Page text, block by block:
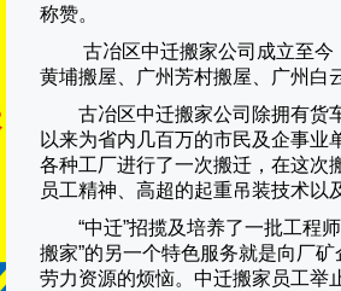
称赞。
古冶区中迁搬家公司成立至今
黄埔搬屋、广州芳村搬屋、广州白
古冶区中迁搬家公司除拥有货
以来为省内几百万的市民及企事业
各种工厂进行了一次搬迁，在这次
员工精神、高超的起重吊装技术以
“中迁”招揽及培养了一批工程
搬家”的另一个特色服务就是向厂
劳力资源的烦恼。中迁搬家员工举